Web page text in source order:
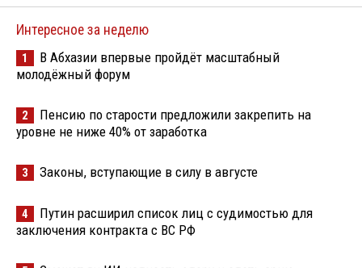
Интересное за неделю
1
В Абхазии впервые пройдёт масштабный
молодёжный форум
2
Пенсию по старости предложили закрепить на
уровне не ниже 40% от заработка
3 Законы, вступающие в силу в августе
4
Путин расширил список лиц с судимостью для
заключения контракта с ВС РФ